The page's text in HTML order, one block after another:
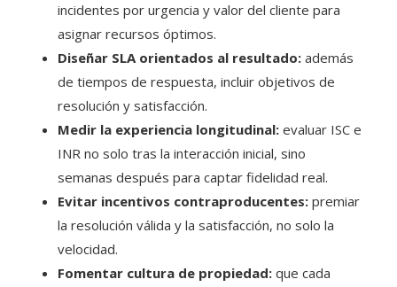
incidentes por urgencia y valor del cliente para
asignar recursos óptimos.
Diseñar SLA orientados al resultado: además
de tiempos de respuesta, incluir objetivos de
resolución y satisfacción.
Medir la experiencia longitudinal: evaluar ISC e
INR no solo tras la interacción inicial, sino
semanas después para captar fidelidad real.
Evitar incentivos contraproducentes: premiar
la resolución válida y la satisfacción, no solo la
velocidad.
Fomentar cultura de propiedad: que cada